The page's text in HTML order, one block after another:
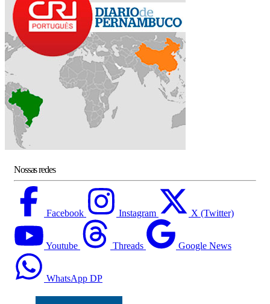
Nossas redes
Facebook Instagram X (Twitter)
Youtube Threads Google News
WhatsApp DP